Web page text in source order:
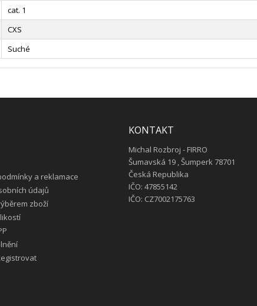
cat. 1
CXS
Suché
a reklamace
údajů
zboží
KONTAKT
Michal Rozbroj - FIRRO
Šumavská 19 , Šumperk 78701
Česká Republika
IČO: 47855142
IČO: CZ7002175763